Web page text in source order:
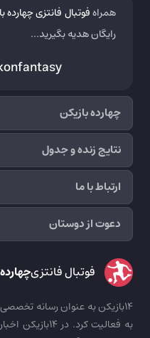
چهارده بازیکن
نتایج زنده و جدول
ارتباط با ما
دعوت از دوستان
همراهفوتبال فانتزی چهارده
رایگان هدیه بگیرید...
فوتبال فانتزی
به فعالیت کرد.